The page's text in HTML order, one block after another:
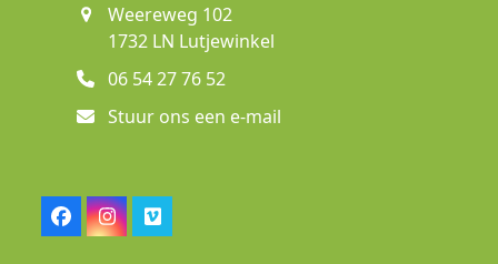
Weereweg 102
1732 LN Lutjewinkel
06 54 27 76 52
Stuur ons een e-mail
FacebookInstagram
Vimeo